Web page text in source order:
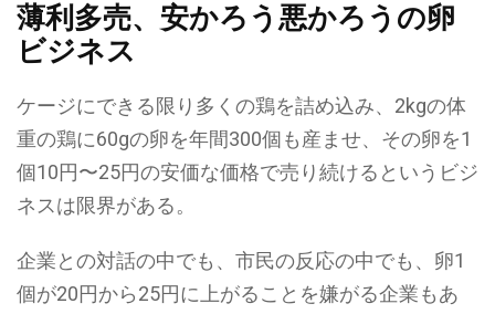
薄利多売、安かろう悪かろうの卵
ビジネス
ケージにできる限り多くの鶏を詰め込み、2kgの体
重の鶏に60gの卵を年間300個も産ませ、その卵を1
個10円〜25円の安価な価格で売り続けるというビジ
ネスは限界がある。
企業との対話の中でも、市民の反応の中でも、卵1
個が20円から25円に上がることを嫌がる企業もあ